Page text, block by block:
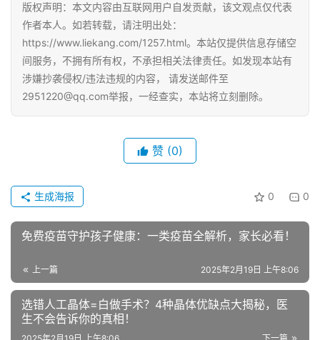
版权声明：本文内容由互联网用户自发贡献，该文观点仅代表
作者本人。如若转载，请注明出处：
https://www.liekang.com/1257.html。本站仅提供信息存储空
间服务，不拥有所有权，不承担相关法律责任。如发现本站有
涉嫌抄袭侵权/违法违规的内容， 请发送邮件至
2951220@qq.com举报，一经查实，本站将立刻删除。
赞 (0)
0 0
生成海报
免费疫苗守护孩子健康：一类疫苗全解析，家长必看！
上一篇 2025年2月19日 上午8:06
选错人工晶体=白做手术？4种晶体优缺点大揭秘，医
生不会告诉你的真相！